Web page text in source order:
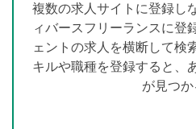
複数の求人サイトに登録し
ィバースフリーランスに登
ェントの求人を横断して検
キルや職種を登録すると、
が見つか